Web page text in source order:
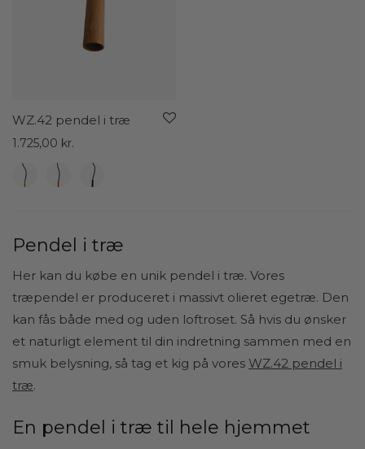
WZ.42 pendel i træ
1.725,00 kr.
Pendel i træ
Her kan du købe en unik pendel i træ. Vores
træpendel er produceret i massivt olieret egetræ. Den
kan fås både med og uden loftroset. Så hvis du ønsker
et naturligt element til din indretning sammen med en
smuk belysning, så tag et kig på vores WZ.42 pendel i
træ.
En pendel i træ til hele hjemmet